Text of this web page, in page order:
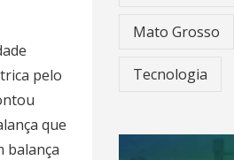
pelo
que
balança
Mato Grosso
Tecnologia